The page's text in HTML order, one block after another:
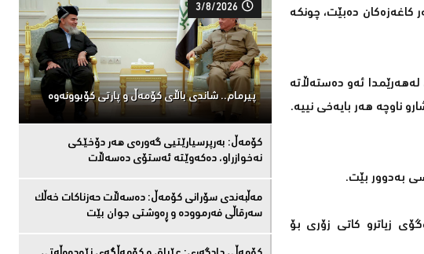
کاغەزەکان دەبێت، چونکە
ئەو دەستەڵاتە
ناوچە هەر بایەخی نییە.
بەدوور بێت.
زیاترو کاتی زۆری بۆ
3/8/2026
پیرمام.. شاندی باڵای كۆمه‌ڵ و پارتی كۆبوونه‌وه‌
كۆمەڵ: بەرپرسیارێتیی گەورەی هەر دۆخێکی
نەخوازراو، دەكەوێتە ئەستۆی دەسەڵات
مەڵبەندى سۆرانى کۆمەڵ: دەسەڵات حەزناکات خەڵک
سەرقاڵى فەرموودە و ڕەوشتى جوان بێت